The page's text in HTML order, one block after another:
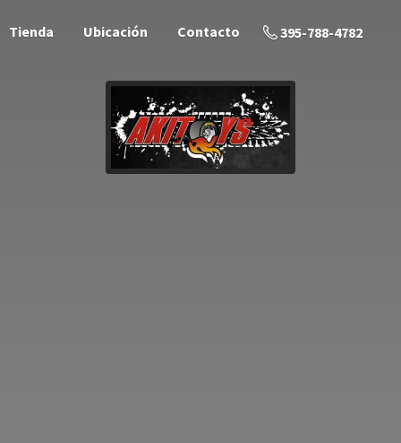
Tienda Ubicación Contacto 395-788-4782